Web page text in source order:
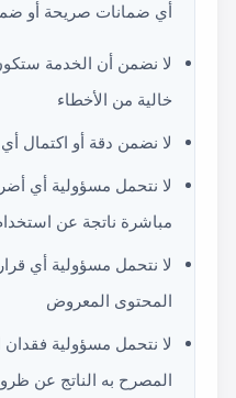
أي ضمانات صريحة أو
لا نضمن أن الخدمة
خالية من الأخطاء
لا نضمن دقة أو اكتمال
لا نتحمل مسؤولية أي
مباشرة ناتجة عن
لا نتحمل مسؤولية أي
المحتوى المعروض
لا نتحمل مسؤولية فقدان
المصرح به الناتج عن